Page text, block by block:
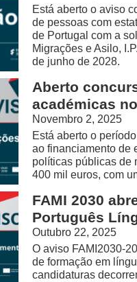
Está aberto o aviso
de pessoas com
de Portugal com a
Migrações e Asilo,
de junho de 2028.
Aberto
académicas
Novembro 2, 2025
Está aberto o
ao financiamento de
políticas públicas de
400 mil euros, com
FAMI 2030
Português
Outubro 22, 2025
O aviso FAMI2030-
de formação em
candidaturas